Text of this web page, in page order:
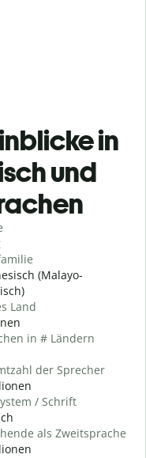
in
und
(Malayo-
Land
in # Ländern
der Sprecher
/ Schrift
als Zweitsprache